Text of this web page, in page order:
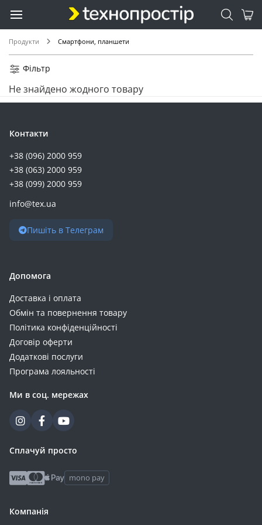
Продукти Смартфони, планшети
Фільтр
Не знайдено жодного товару
Контакти
+38 (096) 2000 959
+38 (063) 2000 959
+38 (099) 2000 959
info@tex.ua
Пишіть в Телеграм
Допомога
Доставка і оплата
Обмін та повернення товару
Політика конфіденційності
Договір оферти
Додаткові послуги
Програма лояльності
Ми в соц. мережах
Сплачуй просто
mono pay
Компанія